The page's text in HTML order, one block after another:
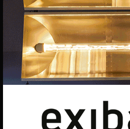
Programación y diseño web
Giovanni Costante
Marcello Moi
EXIBART SPAIN, S.L.U.